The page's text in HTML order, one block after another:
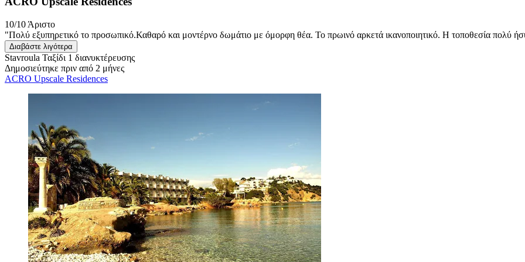
10/10 Άριστο
"Πολύ εξυπηρετικό το προσωπικό.Καθαρό και μοντέρνο δωμάτιο με όμορφη θέα. Το πρωινό αρκετά ικανοποιητικό. Η τοποθεσία πολύ
Διαβάστε λιγότερα
Stavroula Ταξίδι 1 διανυκτέρευσης
Δημοσιεύτηκε πριν από 2 μήνες
ACRO Upscale Residences